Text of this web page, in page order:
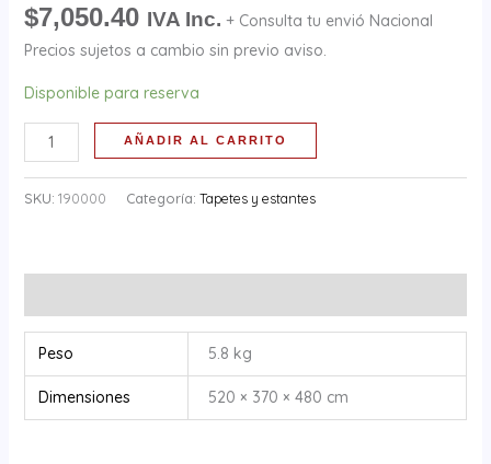
$7,050.40 IVA Inc. + Consulta tu envió Nacional
Precios sujetos a cambio sin previo aviso.
Disponible para reserva
AÑADIR AL CARRITO
SKU: 190000 Categoría: Tapetes y estantes
Peso 5.8 kg
Dimensiones 520 × 370 × 480 cm